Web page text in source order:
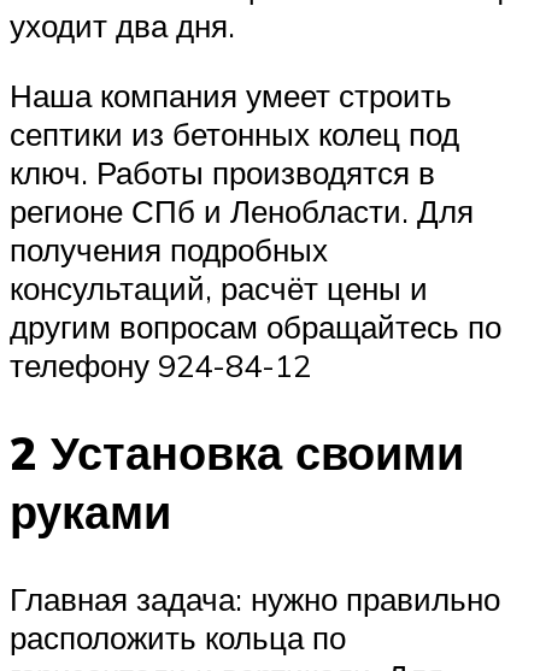
уходит два дня.
Наша компания умеет строить
септики из бетонных колец под
ключ. Работы производятся в
регионе СПб и Ленобласти. Для
получения подробных
консультаций, расчёт цены и
другим вопросам обращайтесь по
телефону 924-84-12
2 Установка своими
руками
Главная задача: нужно правильно
расположить кольца по